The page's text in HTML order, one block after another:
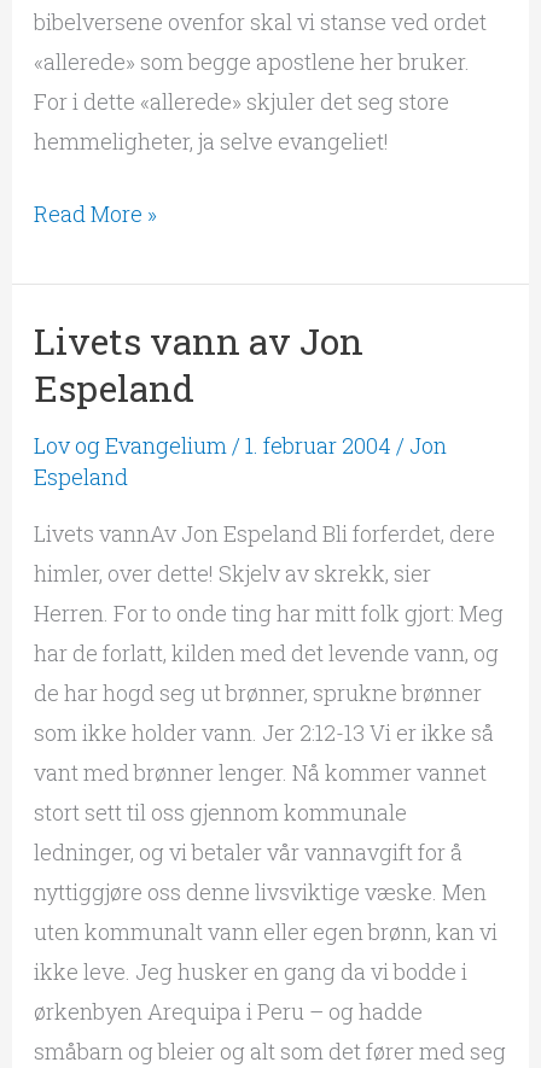
bibelversene ovenfor skal vi stanse ved ordet
«allerede» som begge apostlene her bruker.
For i dette «allerede» skjuler det seg store
hemmeligheter, ja selve evangeliet!
Read More »
Livets vann av Jon
Espeland
Lov og Evangelium/1. februar 2004 / Jon
Espeland
Livets vannAv Jon Espeland Bli forferdet, dere
himler, over dette! Skjelv av skrekk, sier
Herren. For to onde ting har mitt folk gjort: Meg
har de forlatt, kilden med det levende vann, og
de har hogd seg ut brønner, sprukne brønner
som ikke holder vann. Jer 2:12-13 Vi er ikke så
vant med brønner lenger. Nå kommer vannet
stort sett til oss gjennom kommunale
ledninger, og vi betaler vår vannavgift for å
nyttiggjøre oss denne livsviktige væske. Men
uten kommunalt vann eller egen brønn, kan vi
ikke leve. Jeg husker en gang da vi bodde i
ørkenbyen Arequipa i Peru – og hadde
småbarn og bleier og alt som det fører med seg
Livets
vann
Jon
Espeland